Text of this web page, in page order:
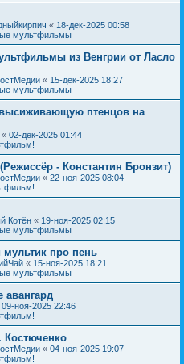
« 18-дек-2025 00:58
мультфильмы
из Венгрии от Ласло
« 15-дек-2025 18:27
мультфильмы
птенцов на
« 02-дек-2025 01:44
- Константин Бронзит)
« 22-ноя-2025 08:04
Котён « 19-ноя-2025 02:15
мультфильмы
мультик про пень
« 15-ноя-2025 18:21
мультфильмы
09-ноя-2025 22:46
« 04-ноя-2025 19:07